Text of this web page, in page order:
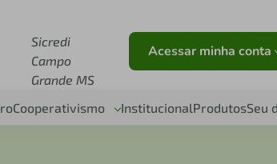
Sicredi
Campo
Grande MS
Acessar minha conta
Cooperativismo InstitucionalProdutosSeu